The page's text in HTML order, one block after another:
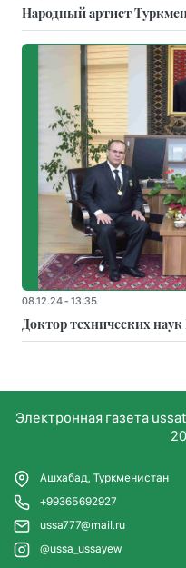
Народный артист
08.12.24 - 13:35
Доктор технических
Электронная газета
Ашхабад, Туркменистан
+99365692927
ussa777@mail.ru
@ussa_ussayew